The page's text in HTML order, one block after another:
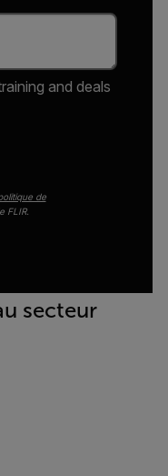
and deals
de
FLIR.
secteur